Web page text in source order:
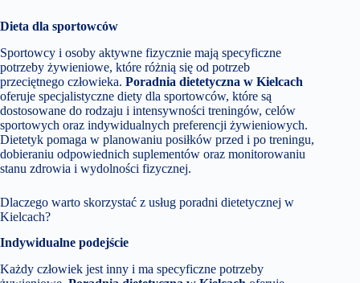
Dieta dla sportowców
Sportowcy i osoby aktywne fizycznie mają specyficzne
potrzeby żywieniowe, które różnią się od potrzeb
przeciętnego człowieka. Poradnia dietetyczna w Kielcach
oferuje specjalistyczne diety dla sportowców, które są
dostosowane do rodzaju i intensywności treningów, celów
sportowych oraz indywidualnych preferencji żywieniowych.
Dietetyk pomaga w planowaniu posiłków przed i po treningu,
dobieraniu odpowiednich suplementów oraz monitorowaniu
stanu zdrowia i wydolności fizycznej.
Dlaczego warto skorzystać z usług poradni dietetycznej w
Kielcach?
Indywidualne podejście
Każdy człowiek jest inny i ma specyficzne potrzeby